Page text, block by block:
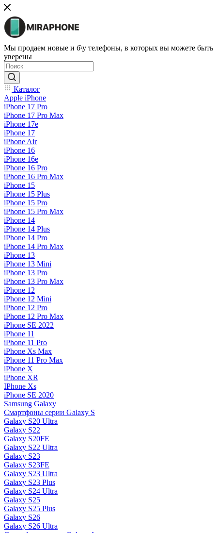
Мы продаем новые и б\у телефоны, в которых вы можете быть
уверены
Каталог
Apple iPhone
iPhone 17 Pro
iPhone 17 Pro Max
iPhone 17e
iPhone 17
iPhone Air
iPhone 16
iPhone 16e
iPhone 16 Pro
iPhone 16 Pro Max
iPhone 15
iPhone 15 Plus
iPhone 15 Pro
iPhone 15 Pro Max
iPhone 14
iPhone 14 Plus
iPhone 14 Pro
iPhone 14 Pro Max
iPhone 13
iPhone 13 Mini
iPhone 13 Pro
iPhone 13 Pro Max
iPhone 12
iPhone 12 Mini
iPhone 12 Pro
iPhone 12 Pro Max
iPhone SE 2022
iPhone 11
iPhone 11 Pro
iPhone Xs Max
iPhone 11 Pro Max
iPhone X
iPhone XR
IPhone Xs
iPhone SE 2020
Samsung Galaxy
Смартфоны серии Galaxy S
Galaxy S20 Ultra
Galaxy S22
Galaxy S20FE
Galaxy S22 Ultra
Galaxy S23
Galaxy S23FE
Galaxy S23 Ultra
Galaxy S23 Plus
Galaxy S24 Ultra
Galaxy S25
Galaxy S25 Plus
Galaxy S26
Galaxy S26 Ultra